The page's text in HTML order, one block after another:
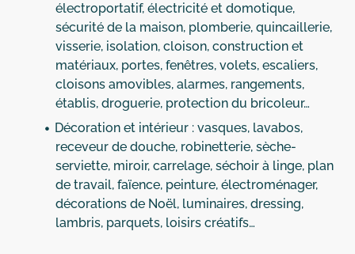
électroportatif, électricité et domotique,
sécurité de la maison, plomberie, quincaillerie,
visserie, isolation, cloison, construction et
matériaux, portes, fenêtres, volets, escaliers,
cloisons amovibles, alarmes, rangements,
établis, droguerie, protection du bricoleur…
Décoration et intérieur : vasques, lavabos,
receveur de douche, robinetterie, sèche-
serviette, miroir, carrelage, séchoir à linge, plan
de travail, faïence, peinture, électroménager,
décorations de Noël, luminaires, dressing,
lambris, parquets, loisirs créatifs…